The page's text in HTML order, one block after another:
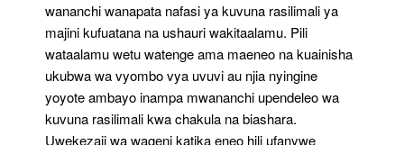
wananchi wanapata nafasi ya kuvuna rasilimali ya
majini kufuatana na ushauri wakitaalamu. Pili
wataalamu wetu watenge ama maeneo na kuainisha
ukubwa wa vyombo vya uvuvi au njia nyingine
yoyote ambayo inampa mwananchi upendeleo wa
kuvuna rasilimali kwa chakula na biashara.
Uwekezaji wa wageni katika eneo hili ufanywe